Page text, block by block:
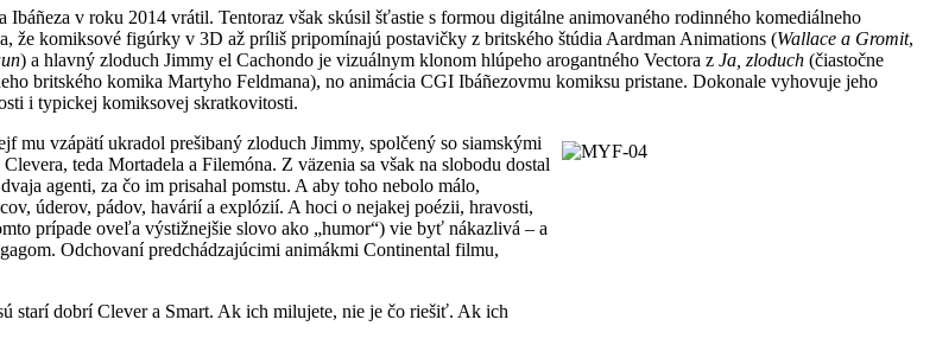
Ibáñeza v roku 2014 vrátil. Tentoraz však skúsil šťastie s formou digitálne animovaného rodinného komediálneho
že komiksové figúrky v 3D až príliš pripomínajú postavičky z britského štúdia Aardman Animations (Wallace a Gromit,
) a hlavný zloduch Jimmy el Cachondo je vizuálnym klonom hlúpeho arogantného Vectora z Ja, zloduch (čiastočne
britského komika Martyho Feldmana), no animácia CGI Ibáñezovmu komiksu pristane. Dokonale vyhovuje jeho
i typickej komiksovej skratkovitosti.
mu vzápätí ukradol prešibaný zloduch Jimmy, spolčený so siamskými
teda Mortadela a Filemóna. Z väzenia sa však na slobodu dostal
agenti, za čo im prisahal pomstu. A aby toho nebolo málo,
úderov, pádov, havárií a explózií. A hoci o nejakej poézii, hravosti,
prípade oveľa výstižnejšie slovo ako „humor“) vie byť nákazlivá – a
Odchovaní predchádzajúcimi animákmi Continental filmu,
starí dobrí Clever a Smart. Ak ich milujete, nie je čo riešiť. Ak ich